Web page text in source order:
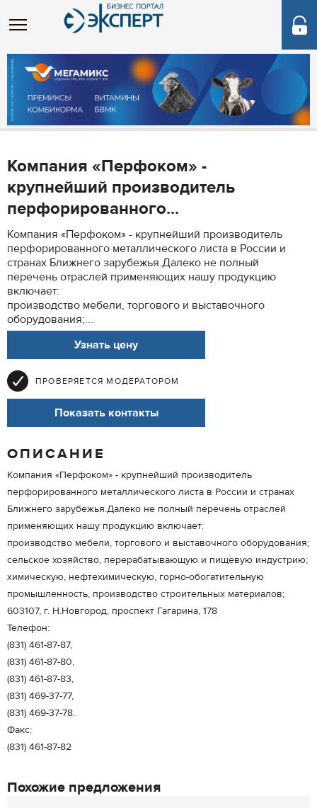
Компания «Перфоком» -
крупнейший производитель
перфорированного...
Компания «Перфоком» - крупнейший производитель
перфорированного металлического листа в России и
странах Ближнего зарубежья.Далеко не полный
перечень отраслей применяющих нашу продукцию
включает:
производство мебели, торгового и выставочного
оборудования;...
Узнать цену
ПРОВЕРЯЕТСЯ МОДЕРАТОРОМ
Показать контакты
ОПИСАНИЕ
Компания «Перфоком» - крупнейший производитель
перфорированного металлического листа в России и странах
Ближнего зарубежья.Далеко не полный перечень отраслей
применяющих нашу продукцию включает:
производство мебели, торгового и выставочного оборудования;
сельское хозяйство, перерабатывающую и пищевую индустрию;
химическую, нефтехимическую, горно-обогатительную
промышленность, производство строительных материалов;
603107, г. Н.Новгород, проспект Гагарина, 178
Телефон:
(831) 461-87-87,
(831) 461-87-80,
(831) 461-87-83,
(831) 469-37-77,
(831) 469-37-78.
Факс:
(831) 461-87-82
Похожие предложения